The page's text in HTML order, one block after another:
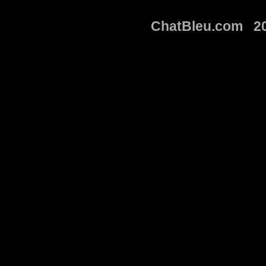
ChatBleu.com